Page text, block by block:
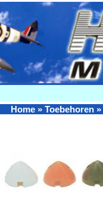
Home » Toebehoren »